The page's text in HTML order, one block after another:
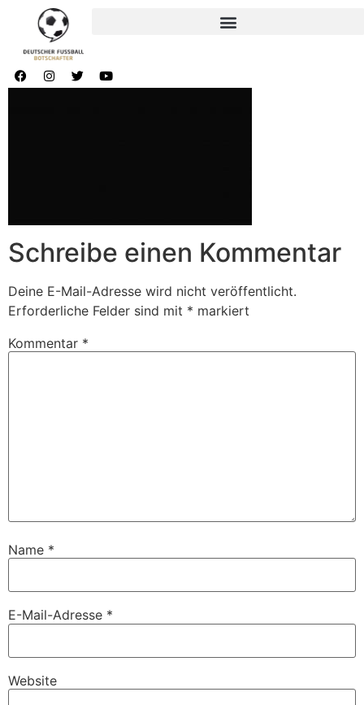
Schreibe einen Kommentar
Deine E-Mail-Adresse wird nicht veröffentlicht.
Erforderliche Felder sind mit * markiert
Kommentar *
Name *
E-Mail-Adresse *
Website